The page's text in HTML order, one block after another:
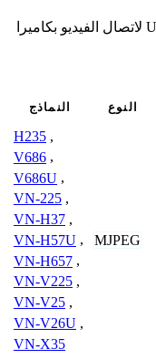
نصيحة: انقر فوق النموذج لتوليد عنوان URL لاتصال الفيديو بكاميرا
النماذج النوع
H235 ,
V686 ,
V686U ,
VN-225 ,
VN-H37 ,
VN-H57U ,
VN-H657 ,
VN-V225 ,
VN-V25 ,
VN-V26U ,
VN-X35
MJPEG